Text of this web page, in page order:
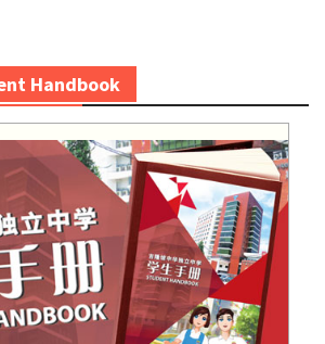
Handbook